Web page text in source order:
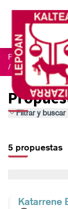
/ Propuestas
Filtrar y buscar
5 propuestas
Katarrene